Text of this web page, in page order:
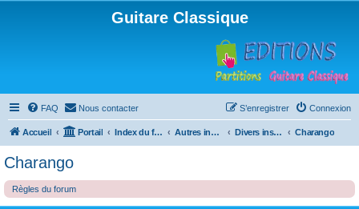
Guitare Classique
FAQ Nous contacter Connexion
S’enregistrer
Accueil Portail Index du forum Autres instruments à cordes pincées, ou styles Divers instruments Charango
Charango
Règles du forum